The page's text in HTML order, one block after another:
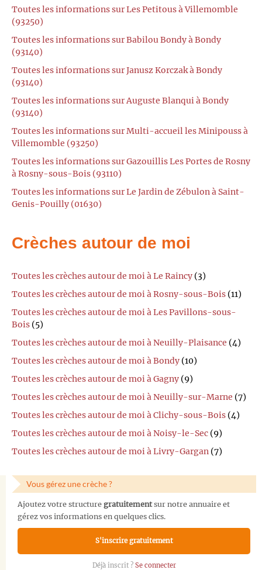
Toutes les informations sur Les Petitous à Villemomble
(93250)
Toutes les informations sur Babilou Bondy à Bondy
(93140)
Toutes les informations sur Janusz Korczak à Bondy
(93140)
Toutes les informations sur Auguste Blanqui à Bondy
(93140)
Toutes les informations sur Multi-accueil les Minipouss à
Villemomble (93250)
Toutes les informations sur Gazouillis Les Portes de Rosny
à Rosny-sous-Bois (93110)
Toutes les informations sur Le Jardin de Zébulon à Saint-
Genis-Pouilly (01630)
Crèches autour de moi
Toutes les crèches autour de moi à Le Raincy (3)
Toutes les crèches autour de moi à Rosny-sous-Bois (11)
Toutes les crèches autour de moi à Les Pavillons-sous-
Bois (5)
Toutes les crèches autour de moi à Neuilly-Plaisance (4)
Toutes les crèches autour de moi à Bondy (10)
Toutes les crèches autour de moi à Gagny (9)
Toutes les crèches autour de moi à Neuilly-sur-Marne (7)
Toutes les crèches autour de moi à Clichy-sous-Bois (4)
Toutes les crèches autour de moi à Noisy-le-Sec (9)
Toutes les crèches autour de moi à Livry-Gargan (7)
Vous gérez une crèche ?
Ajoutez votre structure gratuitementsur notre annuaire et
gérez vos informations en quelques clics.
S'inscrire gratuitement
Déjà inscrit ? Se connecter